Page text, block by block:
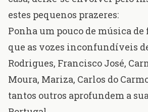
estes pequenos prazeres:
Ponha um pouco de música de
que as vozes inconfundíveis
Rodrigues, Francisco José,
Moura, Mariza, Carlos do
tantos outros aprofundem a